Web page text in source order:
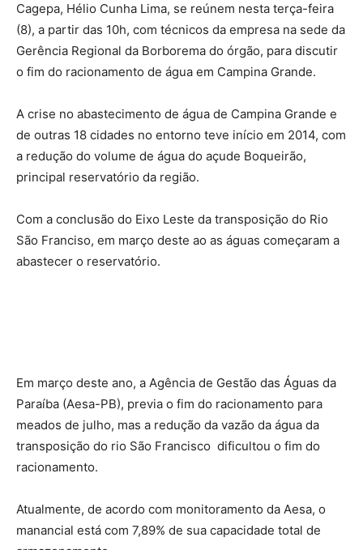
Cagepa, Hélio Cunha Lima, se reúnem nesta terça-feira
(8), a partir das 10h, com técnicos da empresa na sede da
Gerência Regional da Borborema do órgão, para discutir
o fim do racionamento de água em Campina Grande.
A crise no abastecimento de água de Campina Grande e
de outras 18 cidades no entorno teve início em 2014, com
a redução do volume de água do açude Boqueirão,
principal reservatório da região.
Com a conclusão do Eixo Leste da transposição do Rio
São Franciso, em março deste ao as águas começaram a
abastecer o reservatório.
Em março deste ano, a Agência de Gestão das Águas da
Paraíba (Aesa-PB), previa o fim do racionamento para
meados de julho, mas a redução da vazão da água da
transposição do rio São Francisco dificultou o fim do
racionamento.
Atualmente, de acordo com monitoramento da Aesa, o
manancial está com 7,89% de sua capacidade total de